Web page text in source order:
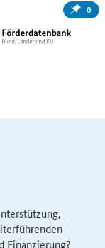
0
Finanzierung?